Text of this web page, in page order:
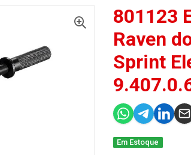
801123
Raven
Sprint
Em Estoque